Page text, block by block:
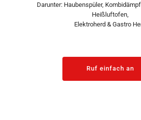
Darunter: Haubenspüler,
Heißluftofen,
Elektroherd & Gastro
Ruf einfach an